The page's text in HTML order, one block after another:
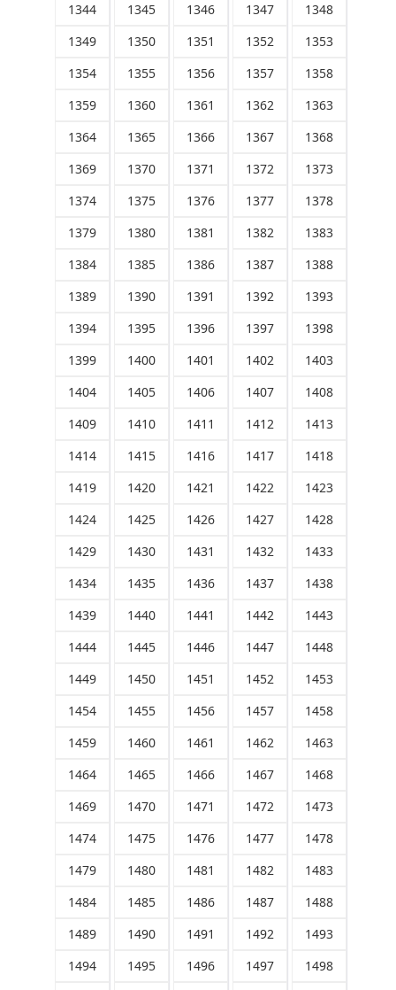
1344
1345 1346 1347
1348
1349
1350 1351 1352
1353
1354
1355 1356 1357
1358
1359
1360 1361 1362
1363
1364
1365 1366 1367
1368
1369
1370 1371 1372
1373
1374
1375 1376 1377
1378
1379
1380 1381 1382
1383
1384
1385 1386 1387
1388
1389
1390 1391 1392
1393
1394
1395 1396 1397
1398
1399
1400 1401 1402
1403
1404
1405 1406 1407
1408
1409
1410 1411 1412
1413
1414
1415 1416 1417
1418
1419
1420 1421 1422
1423
1424
1425 1426 1427
1428
1429
1430 1431 1432
1433
1434
1435 1436 1437
1438
1439
1440 1441 1442
1443
1444
1445 1446 1447
1448
1449
1450 1451 1452
1453
1454
1455 1456 1457
1458
1459
1460 1461 1462
1463
1464
1465 1466 1467
1468
1469
1470 1471 1472
1473
1474
1475 1476 1477
1478
1479
1480 1481 1482
1483
1484
1485 1486 1487
1488
1489
1490 1491 1492
1493
1494
1495 1496 1497
1498